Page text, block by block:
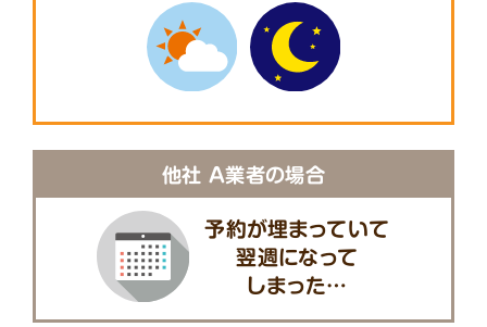
他社 A業者の場合
予約が埋まっていて
翌週になって
しまった…